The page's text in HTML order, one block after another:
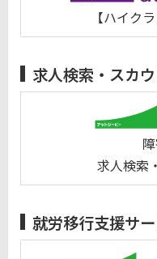
【ハイク
求人検索・スカ
求人検索
就労移行支援サ